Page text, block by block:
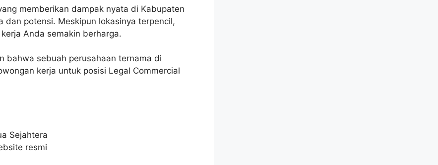
memberikan dampak nyata di Kabupaten
dan potensi. Meskipun lokasinya terpencil,
Anda semakin berharga.
bahwa sebuah perusahaan ternama di
kerja untuk posisi Legal Commercial
Sejahtera
resmi